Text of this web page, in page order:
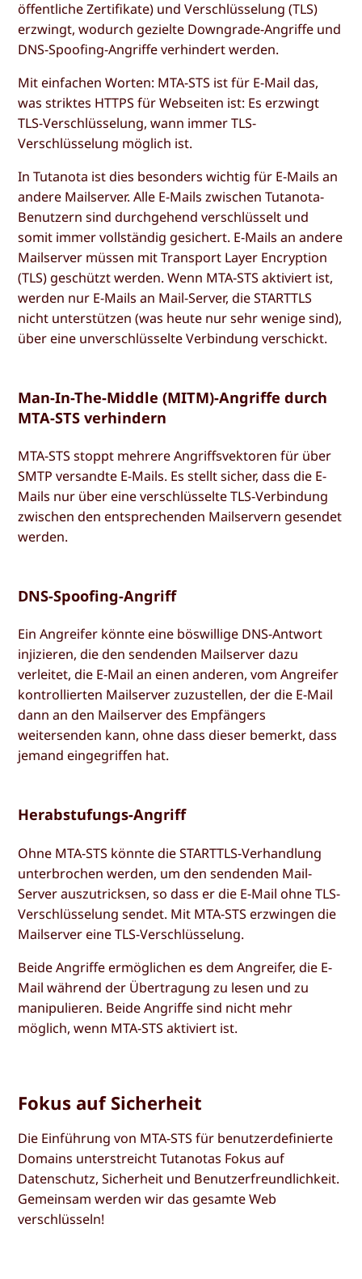
öffentliche Zertifikate) und Verschlüsselung (TLS)
erzwingt, wodurch gezielte Downgrade-Angriffe und
DNS-Spoofing-Angriffe verhindert werden.
Mit einfachen Worten: MTA-STS ist für E-Mail das,
was striktes HTTPS für Webseiten ist: Es erzwingt
TLS-Verschlüsselung, wann immer TLS-
Verschlüsselung möglich ist.
In Tutanota ist dies besonders wichtig für E-Mails an
andere Mailserver. Alle E-Mails zwischen Tutanota-
Benutzern sind durchgehend verschlüsselt und
somit immer vollständig gesichert. E-Mails an andere
Mailserver müssen mit Transport Layer Encryption
(TLS) geschützt werden. Wenn MTA-STS aktiviert ist,
werden nur E-Mails an Mail-Server, die STARTTLS
nicht unterstützen (was heute nur sehr wenige sind),
über eine unverschlüsselte Verbindung verschickt.
Man-In-The-Middle (MITM)-Angriffe durch
MTA-STS verhindern
MTA-STS stoppt mehrere Angriffsvektoren für über
SMTP versandte E-Mails. Es stellt sicher, dass die E-
Mails nur über eine verschlüsselte TLS-Verbindung
zwischen den entsprechenden Mailservern gesendet
werden.
DNS-Spoofing-Angriff
Ein Angreifer könnte eine böswillige DNS-Antwort
injizieren, die den sendenden Mailserver dazu
verleitet, die E-Mail an einen anderen, vom Angreifer
kontrollierten Mailserver zuzustellen, der die E-Mail
dann an den Mailserver des Empfängers
weitersenden kann, ohne dass dieser bemerkt, dass
jemand eingegriffen hat.
Herabstufungs-Angriff
Ohne MTA-STS könnte die STARTTLS-Verhandlung
unterbrochen werden, um den sendenden Mail-
Server auszutricksen, so dass er die E-Mail ohne TLS-
Verschlüsselung sendet. Mit MTA-STS erzwingen die
Mailserver eine TLS-Verschlüsselung.
Beide Angriffe ermöglichen es dem Angreifer, die E-
Mail während der Übertragung zu lesen und zu
manipulieren. Beide Angriffe sind nicht mehr
möglich, wenn MTA-STS aktiviert ist.
Fokus auf Sicherheit
Die Einführung von MTA-STS für benutzerdefinierte
Domains unterstreicht Tutanotas Fokus auf
Datenschutz, Sicherheit und Benutzerfreundlichkeit.
Gemeinsam werden wir das gesamte Web
verschlüsseln!